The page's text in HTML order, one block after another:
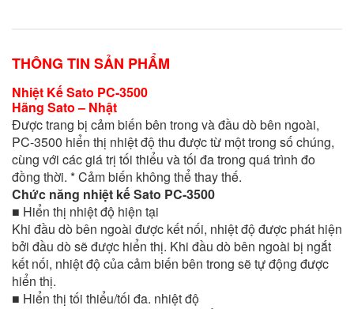
THÔNG TIN SẢN PHẨM
Nhiệt Kế Sato PC-3500
Hãng Sato – Nhật
Được trang bị cảm biến bên trong và đầu dò bên ngoài,
PC-3500 hiển thị nhiệt độ thu được từ một trong số chúng,
cùng với các giá trị tối thiểu và tối đa trong quá trình đo
đồng thời. * Cảm biến không thể thay thế.
Chức năng nhiệt kế Sato PC-3500
■ Hiển thị nhiệt độ hiện tại
Khi đầu dò bên ngoài được kết nối, nhiệt độ được phát hiện
bởi đầu dò sẽ được hiển thị. Khi đầu dò bên ngoài bị ngắt
kết nối, nhiệt độ của cảm biến bên trong sẽ tự động được
hiển thị.
■ Hiển thị tối thiểu/tối đa. nhiệt độ